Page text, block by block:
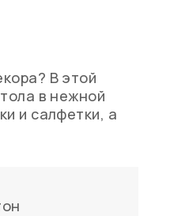
В этой
в нежной
и салфетки, а